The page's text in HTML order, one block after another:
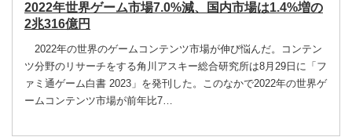
2022年世界ゲーム市場7.0%減、国内市場は1.4%増の
2兆316億円
2022年の世界のゲームコンテンツ市場が伸び悩んだ。コンテン
ツ分野のリサーチをする角川アスキー総合研究所は8月29日に「フ
ァミ通ゲーム白書 2023」を発刊した。このなかで2022年の世界ゲ
ームコンテンツ市場が前年比7…